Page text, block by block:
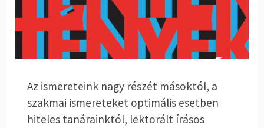
Az ismereteink nagy részét másoktól, a
szakmai ismereteket optimális esetben
hiteles tanárainktól, lektorált írásos